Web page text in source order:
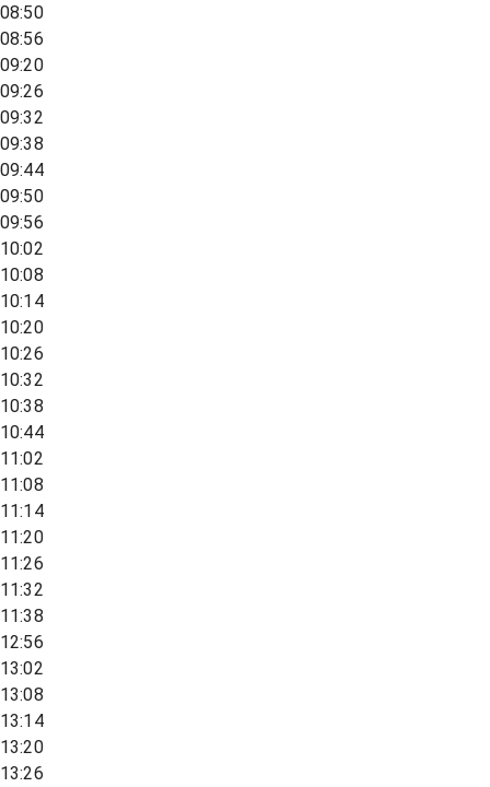
08:50
08:56
09:20
09:26
09:32
09:38
09:44
09:50
09:56
10:02
10:08
10:14
10:20
10:26
10:32
10:38
10:44
11:02
11:08
11:14
11:20
11:26
11:32
11:38
12:56
13:02
13:08
13:14
13:20
13:26